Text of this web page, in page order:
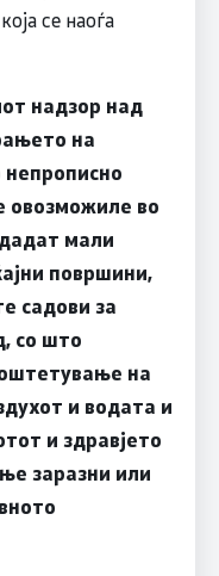
се наоѓа
надзор над
на
непрописно
овозможиле во
мали
површини,
садови за
со што
на
и водата и
и здравјето
заразни или